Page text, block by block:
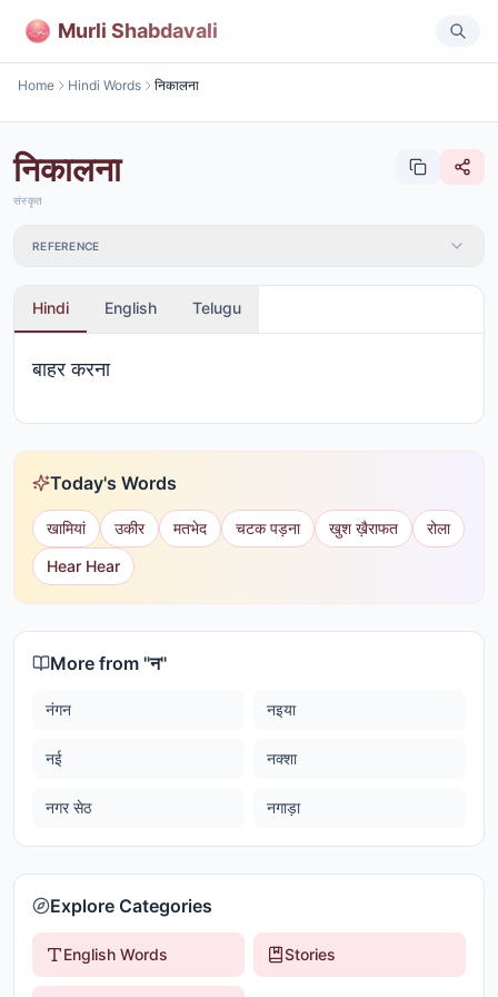
Murli Shabdavali
Home Hindi Words निकालना
निकालना
संस्कृत
REFERENCE
Hindi English Telugu
बाहर करना
Today's Words
खामियां उकीर मतभेद चटक पड़ना खुश ख़ैराफत
रोला
Hear Hear
More from "न"
नंगन नइया
नई नक्शा
नगर सेठ नगाड़ा
Explore Categories
English Words Stories